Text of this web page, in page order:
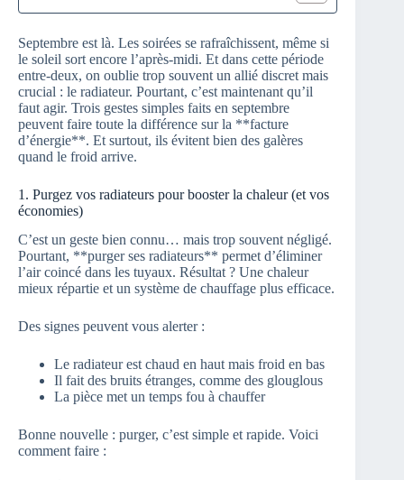
Septembre est là. Les soirées se rafraîchissent, même si
le soleil sort encore l’après-midi. Et dans cette période
entre-deux, on oublie trop souvent un allié discret mais
crucial : le radiateur. Pourtant, c’est maintenant qu’il
faut agir. Trois gestes simples faits en septembre
peuvent faire toute la différence sur la **facture
d’énergie**. Et surtout, ils évitent bien des galères
quand le froid arrive.
1. Purgez vos radiateurs pour booster la chaleur (et vos
économies)
C’est un geste bien connu… mais trop souvent négligé.
Pourtant, **purger ses radiateurs** permet d’éliminer
l’air coincé dans les tuyaux. Résultat ? Une chaleur
mieux répartie et un système de chauffage plus efficace.
Des signes peuvent vous alerter :
Le radiateur est chaud en haut mais froid en bas
Il fait des bruits étranges, comme des glouglous
La pièce met un temps fou à chauffer
Bonne nouvelle : purger, c’est simple et rapide. Voici
comment faire :